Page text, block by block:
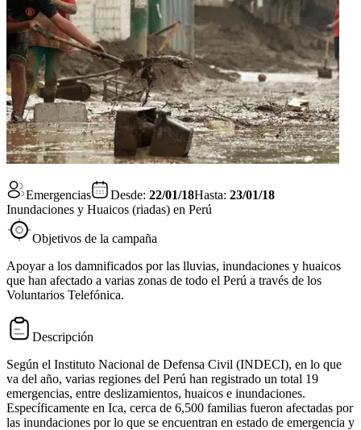
Emergencias Desde: 22/01/18Hasta: 23/01/18
Inundaciones y Huaicos (riadas) en Perú
Objetivos de la campaña
Apoyar a los damnificados por las lluvias, inundaciones y huaicos
que han afectado a varias zonas de todo el Perú a través de los
Voluntarios Telefónica.
Descripción
Según el Instituto Nacional de Defensa Civil (INDECI), en lo que
va del año, varias regiones del Perú han registrado un total 19
emergencias, entre deslizamientos, huaicos e inundaciones.
Específicamente en Ica, cerca de 6,500 familias fueron afectadas por
las inundaciones por lo que se encuentran en estado de emergencia y